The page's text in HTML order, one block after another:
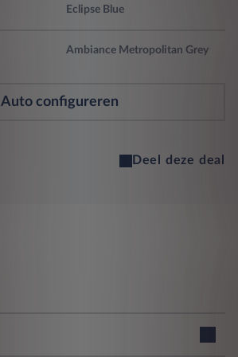
Eclipse Blue
Ambiance Metropolitan Grey
Auto configureren
Deel deze deal